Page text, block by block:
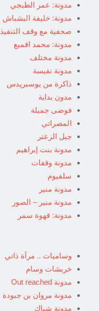
مدونة: عمر الطبجي
مدونة: خليفة البشباش
صحفية مع وقف التنفيذ
مدونة: محمد اقميع
مدونة مختلف
مدونة نفيسة
ذاكرة من يوسبريدس
مدون بداية
فوضى جميلة
المصراتي
جبل الزعتر
مدونة بنت إبراهيم
مدونة وقفات
سلفيوم
مدونة منير
مدونة منير – الصور
مدونة: قهوة سمر
وساميات .. مرآة ذاتي
خربشات وسام
مدونة Out reached
مدونة مروان بن جبودة
مدونة شباك